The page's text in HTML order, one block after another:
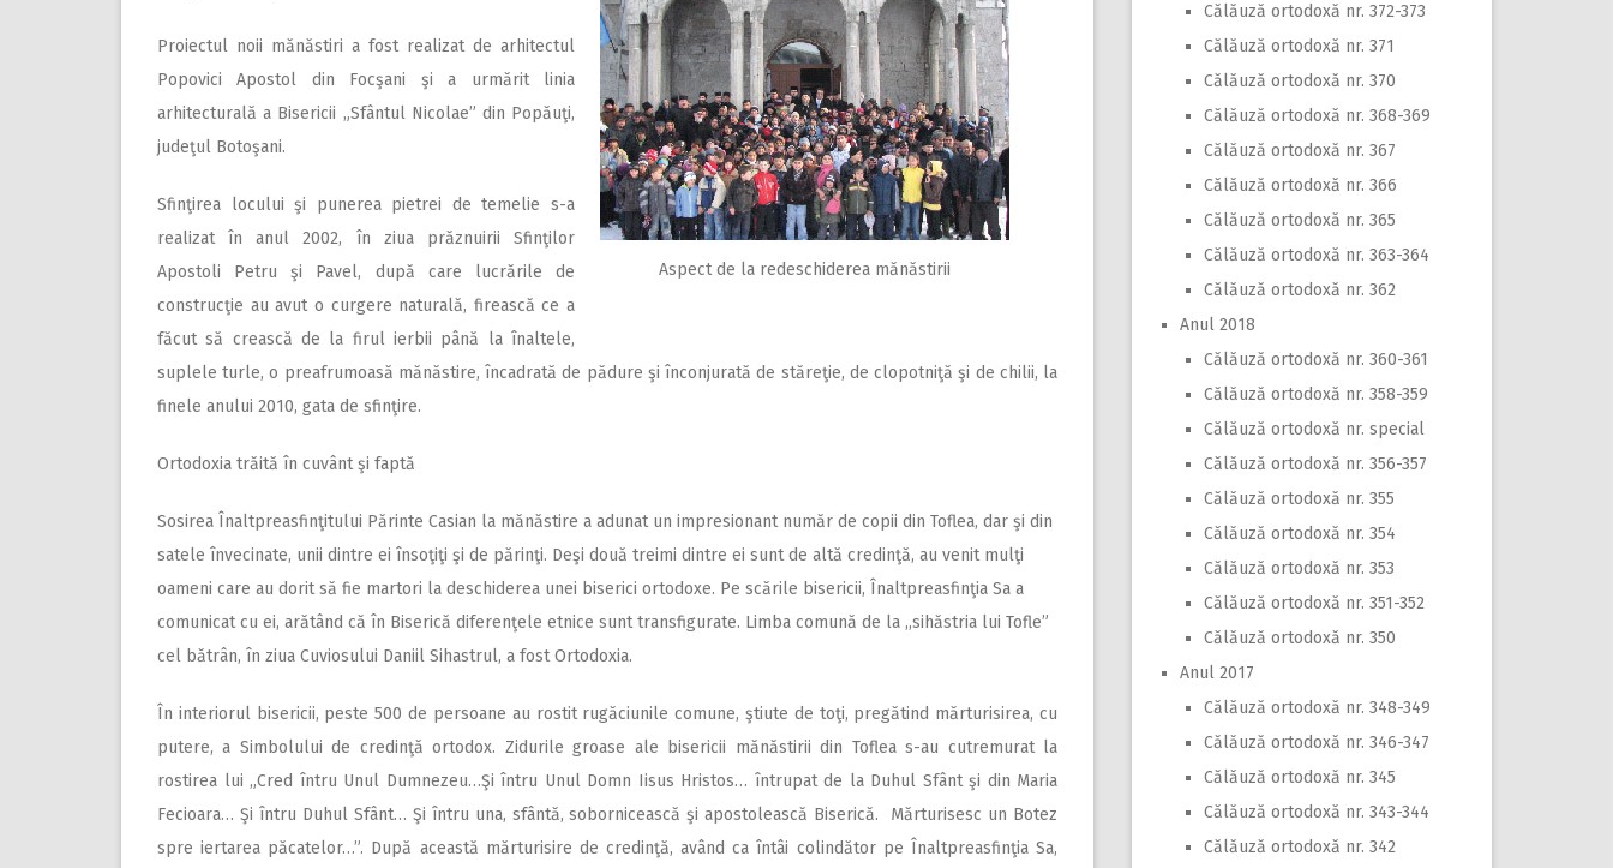
Aspect de la redeschiderea mănăstirii
Proiectul noii mănăstiri a fost realizat de arhitectul
Popovici Apostol din Focşani şi a urmărit linia
arhitecturală a Bisericii „Sfântul Nicolae” din Popăuţi,
judeţul Botoşani.
Sfinţirea locului şi punerea pietrei de temelie s-a
realizat în anul 2002, în ziua prăznuirii Sfinţilor
Apostoli Petru şi Pavel, după care lucrările de
construcţie au avut o curgere naturală, firească ce a
făcut să crească de la firul ierbii până la înaltele,
suplele turle, o preafrumoasă mănăstire, încadrată de pădure şi înconjurată de stăreţie, de clopotniţă şi de chilii, la
finele anului 2010, gata de sfinţire.
Ortodoxia trăită în cuvânt şi faptă
Sosirea Înaltpreasfinţitului Părinte Casian la mănăstire a adunat un impresionant număr de copii din Toflea, dar şi din
satele învecinate, unii dintre ei însoţiţi şi de părinţi. Deşi două treimi dintre ei sunt de altă credinţă, au venit mulţi
oameni care au dorit să fie martori la deschiderea unei biserici ortodoxe. Pe scările bisericii, Înaltpreasfinţia Sa a
comunicat cu ei, arătând că în Biserică diferenţele etnice sunt transfigurate. Limba comună de la ,,sihăstria lui Tofle”
cel bătrân, în ziua Cuviosului Daniil Sihastrul, a fost Ortodoxia.
În interiorul bisericii, peste 500 de persoane au rostit rugăciunile comune, ştiute de toţi, pregătind mărturisirea, cu
putere, a Simbolului de credinţă ortodox. Zidurile groase ale bisericii mănăstirii din Toflea s-au cutremurat la
rostirea lui „Cred întru Unul Dumnezeu…Şi întru Unul Domn Iisus Hristos… întrupat de la Duhul Sfânt şi din Maria
Fecioara… Şi întru Duhul Sfânt… Şi întru una, sfântă, sobornicească şi apostolească Biserică. Mărturisesc un Botez
spre iertarea păcatelor…”. După această mărturisire de credinţă, având ca întâi colindător pe Înaltpreasfinţia Sa,
Călăuză ortodoxă nr. 372-373
Călăuză ortodoxă nr. 371
Călăuză ortodoxă nr. 370
Călăuză ortodoxă nr. 368-369
Călăuză ortodoxă nr. 367
Călăuză ortodoxă nr. 366
Călăuză ortodoxă nr. 365
Călăuză ortodoxă nr. 363-364
Călăuză ortodoxă nr. 362
Anul 2018
Călăuză ortodoxă nr. 360-361
Călăuză ortodoxă nr. 358-359
Călăuză ortodoxă nr. special
Călăuză ortodoxă nr. 356-357
Călăuză ortodoxă nr. 355
Călăuză ortodoxă nr. 354
Călăuză ortodoxă nr. 353
Călăuză ortodoxă nr. 351-352
Călăuză ortodoxă nr. 350
Anul 2017
Călăuză ortodoxă nr. 348-349
Călăuză ortodoxă nr. 346-347
Călăuză ortodoxă nr. 345
Călăuză ortodoxă nr. 343-344
Călăuză ortodoxă nr. 342